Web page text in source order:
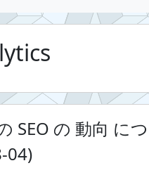
SEO の 動向 に
04)